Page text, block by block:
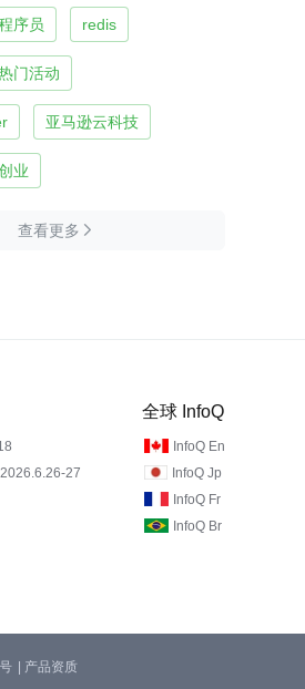
序员 redis
门活动
亚马逊云科技
业
查看更多 
27
全球 InfoQ
InfoQ En
InfoQ Jp
InfoQ Fr
InfoQ Br
| 产品资质